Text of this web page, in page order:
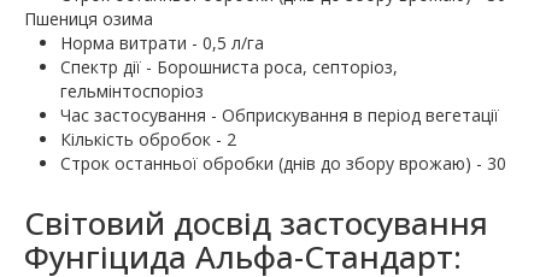
Пшениця озима
Норма витрати - 0,5 л/га
Спектр дії - Борошниста роса, септоріоз,
гельмінтоспоріоз
Час застосування - Обприскування в період вегетації
Кількість обробок - 2
Строк останньої обробки (днів до збору врожаю) - 30
Світовий досвід застосування
Фунгіцида Альфа-Стандарт: